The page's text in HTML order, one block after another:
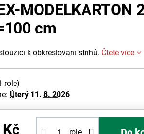
MODELKARTON
cm
k obkreslování střihů. Čtěte více
role)
Úterý 11. 8. 2026
role